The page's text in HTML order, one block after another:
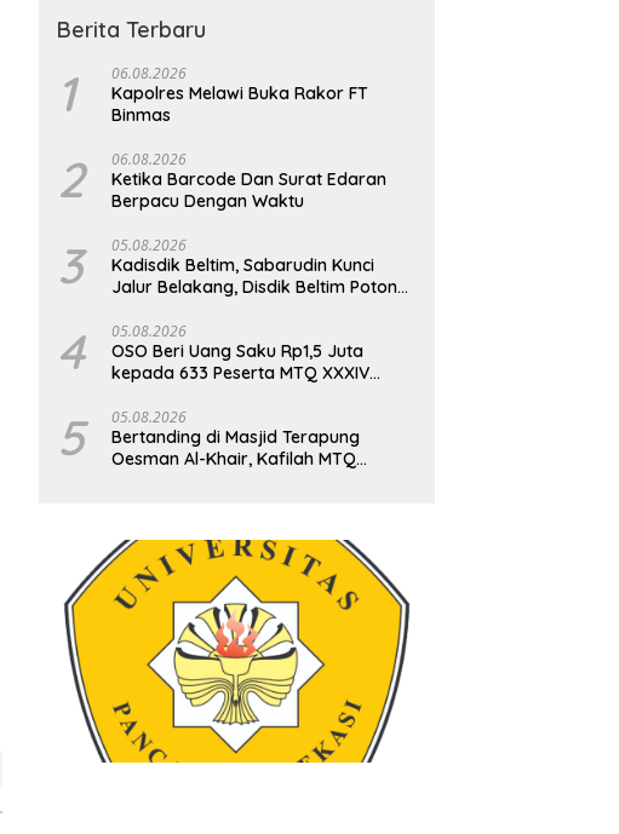
Berita Terbaru
1 06.08.2026
Kapolres Melawi Buka Rakor FT
Binmas
2 06.08.2026
Ketika Barcode Dan Surat Edaran
Berpacu Dengan Waktu
3 05.08.2026
Kadisdik Beltim, Sabarudin Kunci
Jalur Belakang, Disdik Beltim Potong
Tahun
4 05.08.2026
OSO Beri Uang Saku Rp1,5 Juta
kepada 633 Peserta MTQ XXXIV
5 05.08.2026
Bertanding di Masjid Terapung
Oesman Al-Khair, Kafilah MTQ